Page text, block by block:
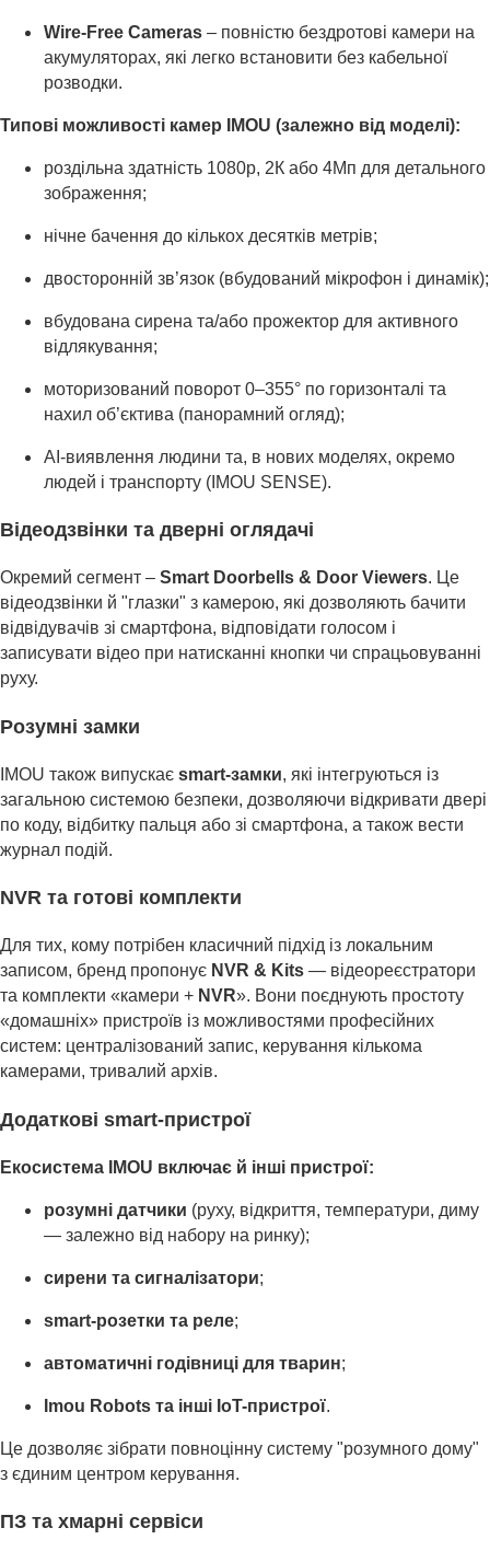
Wire-Free Cameras – повністю бездротові камери на
акумуляторах, які легко встановити без кабельної
розводки.
Типові можливості камер IMOU (залежно від моделі):
роздільна здатність 1080p, 2К або 4Мп для детального
зображення;
нічне бачення до кількох десятків метрів;
двосторонній зв’язок (вбудований мікрофон і динамік);
вбудована сирена та/або прожектор для активного
відлякування;
моторизований поворот 0–355° по горизонталі та
нахил об’єктива (панорамний огляд);
AI-виявлення людини та, в нових моделях, окремо
людей і транспорту (IMOU SENSE).
Відеодзвінки та дверні оглядачі
Окремий сегмент – Smart Doorbells & Door Viewers. Це
відеодзвінки й "глазки" з камерою, які дозволяють бачити
відвідувачів зі смартфона, відповідати голосом і
записувати відео при натисканні кнопки чи спрацьовуванні
руху.
Розумні замки
IMOU також випускає smart-замки, які інтегруються із
загальною системою безпеки, дозволяючи відкривати двері
по коду, відбитку пальця або зі смартфона, а також вести
журнал подій.
NVR та готові комплекти
Для тих, кому потрібен класичний підхід із локальним
записом, бренд пропонує NVR & Kits — відеореєстратори
та комплекти «камери + NVR». Вони поєднують простоту
«домашніх» пристроїв із можливостями професійних
систем: централізований запис, керування кількома
камерами, тривалий архів.
Додаткові smart-пристрої
Екосистема IMOU включає й інші пристрої:
розумні датчики (руху, відкриття, температури, диму
— залежно від набору на ринку);
сирени та сигналізатори;
smart-розетки та реле;
автоматичні годівниці для тварин;
Imou Robots та інші IoT-пристрої.
Це дозволяє зібрати повноцінну систему "розумного дому"
з єдиним центром керування.
ПЗ та хмарні сервіси